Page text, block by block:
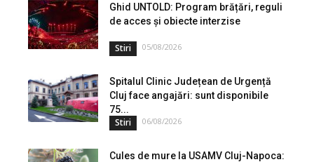
Ghid UNTOLD: Program brățări, reguli
de acces și obiecte interzise
Stiri 05/08/2026
Spitalul Clinic Județean de Urgență
Cluj face angajări: sunt disponibile
75...
Stiri 06/08/2026
Cules de mure la USAMV Cluj-Napoca: